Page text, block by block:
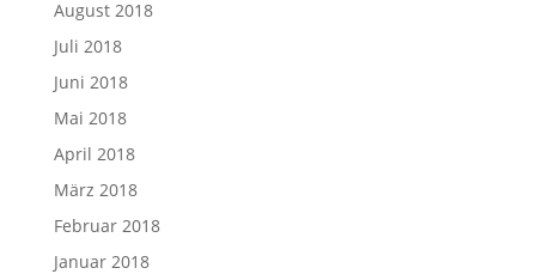
August 2018
Juli 2018
Juni 2018
Mai 2018
April 2018
März 2018
Februar 2018
Januar 2018